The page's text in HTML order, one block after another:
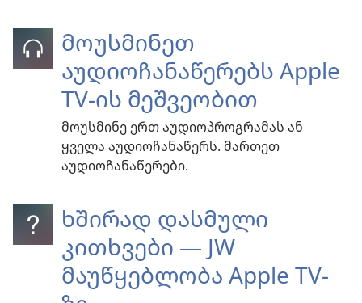
მოუსმინეთ
აუდიოჩანაწერებს Apple
TV-ის მეშვეობით
მოუსმინე ერთ აუდიოპროგრამას ან
ყველა აუდიოჩანაწერს. მართეთ
აუდიოჩანაწერები.
ხშირად დასმული
კითხვები — JW
მაუწყებლობა Apple TV-